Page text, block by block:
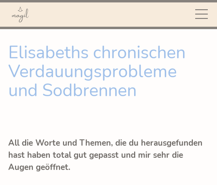
START
MAGIL
ÜBER MICH
WEISHEIT DES
Elisabeths chronischen
Verdauungsprobleme
und Sodbrennen
All die Worte und Themen, die du herausgefunden
hast haben total gut gepasst und mir sehr die
Augen geöffnet.